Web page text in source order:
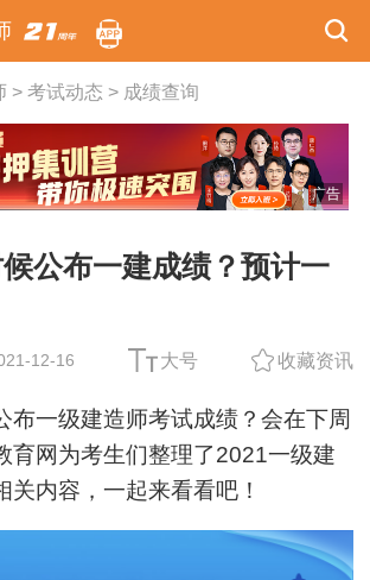
> 考试动态 > 成绩查询
广告
公布一建成绩？预计一
12-16 大号 收藏资讯
布一级建造师考试成绩？会在下周
育网为考生们整理了2021一级建
关内容，一起来看看吧！